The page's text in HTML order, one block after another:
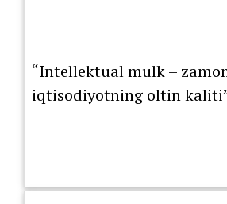
“Intellektual mulk –
iqtisodiyotning oltin